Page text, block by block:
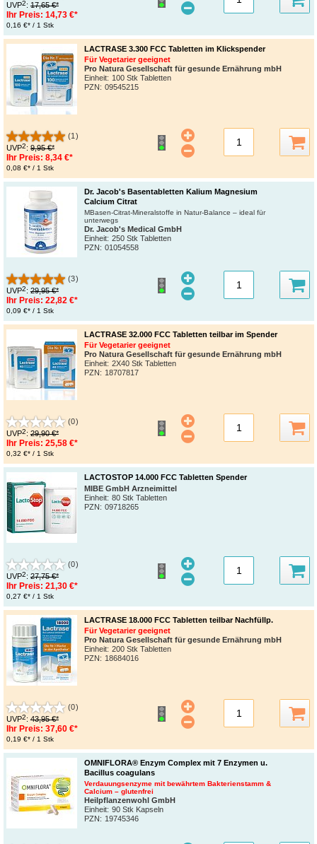
UVP2: 17,65 €*
Ihr Preis: 14,73 €*
0,16 €* / 1 Stk
LACTRASE 3.300 FCC Tabletten im Klickspender
Für Vegetarier geeignet
Pro Natura Gesellschaft für gesunde Ernährung mbH
Einheit: 100 Stk Tabletten
PZN: 09545215
(1)
UVP2: 9,95 €*
Ihr Preis: 8,34 €*
0,08 €* / 1 Stk
Dr. Jacob's Basentabletten Kalium Magnesium
Calcium Citrat
MBasen-Citrat-Mineralstoffe in Natur-Balance – ideal für
unterwegs
Dr. Jacob's Medical GmbH
Einheit: 250 Stk Tabletten
PZN: 01054558
(3)
UVP2: 29,95 €*
Ihr Preis: 22,82 €*
0,09 €* / 1 Stk
LACTRASE 32.000 FCC Tabletten teilbar im Spender
Für Vegetarier geeignet
Pro Natura Gesellschaft für gesunde Ernährung mbH
Einheit: 2X40 Stk Tabletten
PZN: 18707817
(0)
UVP2: 29,90 €*
Ihr Preis: 25,58 €*
0,32 €* / 1 Stk
LACTOSTOP 14.000 FCC Tabletten Spender
MIBE GmbH Arzneimittel
Einheit: 80 Stk Tabletten
PZN: 09718265
(0)
UVP2: 27,75 €*
Ihr Preis: 21,30 €*
0,27 €* / 1 Stk
LACTRASE 18.000 FCC Tabletten teilbar Nachfüllp.
Für Vegetarier geeignet
Pro Natura Gesellschaft für gesunde Ernährung mbH
Einheit: 200 Stk Tabletten
PZN: 18684016
(0)
UVP2: 43,95 €*
Ihr Preis: 37,60 €*
0,19 €* / 1 Stk
OMNIFLORA® Enzym Complex mit 7 Enzymen u.
Bacillus coagulans
Verdauungsenzyme mit bewährtem Bakterienstamm &
Calcium – glutenfrei
Heilpflanzenwohl GmbH
Einheit: 90 Stk Kapseln
PZN: 19745346